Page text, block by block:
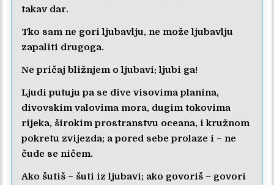
takav dar.
Tko sam ne gori ljubavlju, ne može ljubavlju
zapaliti drugoga.
Ne pričaj bližnjem o ljubavi: ljubi ga!
Ljudi putuju pa se dive visovima planina,
divovskim valovima mora, dugim tokovima
rijeka, širokim prostranstvu oceana, i kružnom
pokretu zvijezda; a pored sebe prolaze i – ne
čude se ničem.
Ako šutiš – šuti iz ljubavi; ako govoriš – govori